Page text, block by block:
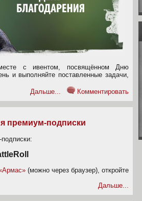
с ивентом, посвящённом Дню
и выполняйте поставленные задачи,
Дальше...
Комментировать
премиум-подписки
(можно через браузер), откройте
Дальше...